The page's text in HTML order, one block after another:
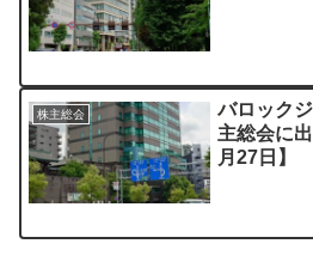
株主総会
バロック
主総会に
月27日】